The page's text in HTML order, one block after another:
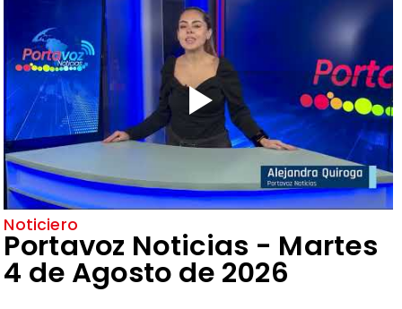
Noticiero
Portavoz Noticias - Martes
4 de Agosto de 2026